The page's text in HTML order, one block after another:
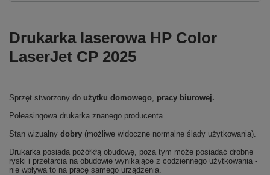
Drukarka laserowa HP Color
LaserJet CP 2025
Sprzęt stworzony do użytku domowego, pracy biurowej.
Poleasingowa drukarka znanego producenta.
Stan wizualny dobry (możliwe widoczne normalne ślady użytkowania).
Drukarka posiada pożółkłą obudowę, poza tym może posiadać drobne
ryski i przetarcia na obudowie wynikające z codziennego użytkowania -
nie wpływa to na pracę samego urządzenia.